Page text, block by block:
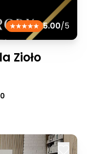
5.00/5
Zioło